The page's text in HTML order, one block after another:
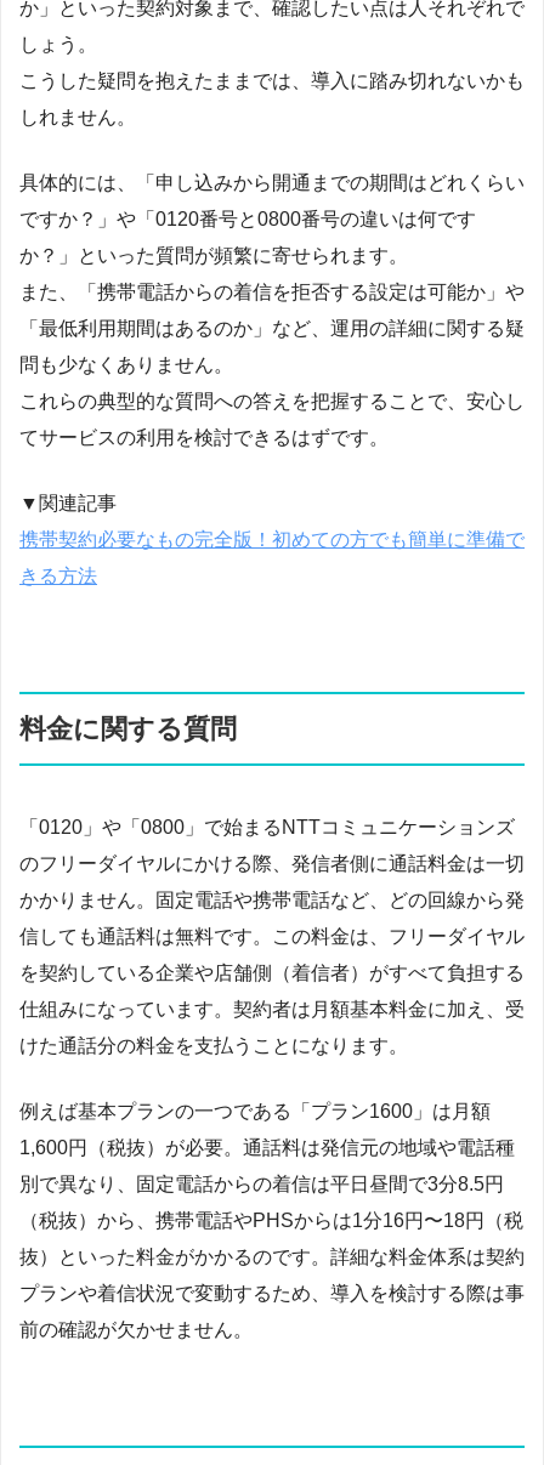
か」といった契約対象まで、確認したい点は人それぞれで
しょう。
こうした疑問を抱えたままでは、導入に踏み切れないかも
しれません。
具体的には、「申し込みから開通までの期間はどれくらい
ですか？」や「0120番号と0800番号の違いは何です
か？」といった質問が頻繁に寄せられます。
また、「携帯電話からの着信を拒否する設定は可能か」や
「最低利用期間はあるのか」など、運用の詳細に関する疑
問も少なくありません。
これらの典型的な質問への答えを把握することで、安心し
てサービスの利用を検討できるはずです。
▼関連記事
携帯契約必要なもの完全版！初めての方でも簡単に準備で
きる方法
料金に関する質問
「0120」や「0800」で始まるNTTコミュニケーションズ
のフリーダイヤルにかける際、発信者側に通話料金は一切
かかりません。固定電話や携帯電話など、どの回線から発
信しても通話料は無料です。この料金は、フリーダイヤル
を契約している企業や店舗側（着信者）がすべて負担する
仕組みになっています。契約者は月額基本料金に加え、受
けた通話分の料金を支払うことになります。
例えば基本プランの一つである「プラン1600」は月額
1,600円（税抜）が必要。通話料は発信元の地域や電話種
別で異なり、固定電話からの着信は平日昼間で3分8.5円
（税抜）から、携帯電話やPHSからは1分16円〜18円（税
抜）といった料金がかかるのです。詳細な料金体系は契約
プランや着信状況で変動するため、導入を検討する際は事
前の確認が欠かせません。